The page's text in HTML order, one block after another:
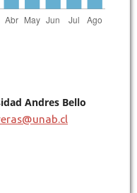
Andres Bello